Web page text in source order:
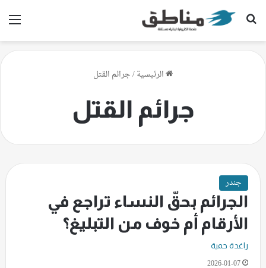
بحث عن
الرئيسية/جرائم القتل
جرائم القتل
جندر
الجرائم بحقّ النساء تراجع في
الأرقام أم خوف من التبليغ؟
راغدة حمية
2026-01-07